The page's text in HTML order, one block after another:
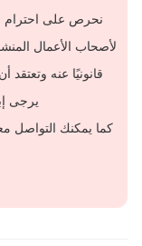
نحرص على احترام
لأصحاب الأعمال
قانونيًا عنه
يرجى
كما يمكنك التواصل